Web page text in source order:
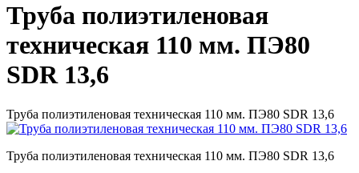
Труба полиэтиленовая
техническая 110 мм. ПЭ80
SDR 13,6
Труба полиэтиленовая техническая 110 мм. ПЭ80 SDR 13,6
Труба полиэтиленовая техническая 110 мм. ПЭ80 SDR 13,6